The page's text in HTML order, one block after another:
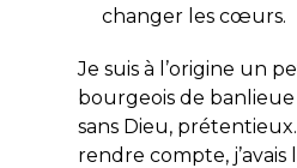
changer les cœurs.
Je suis à l’origine un
bourgeois de banlieue
sans Dieu, prétentieux.
rendre compte, j’avais